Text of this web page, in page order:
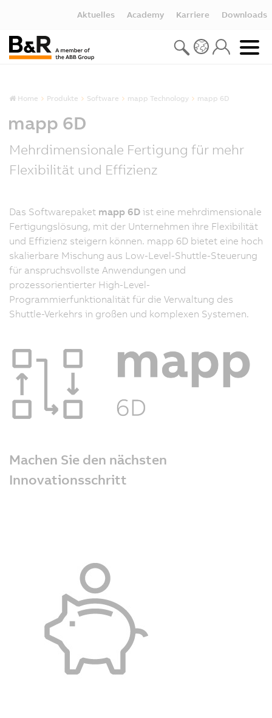
Aktuelles Academy Karriere Downloads
Home Produkte Software mapp Technology mapp 6D
mapp 6D
Mehrdimensionale Fertigung für mehr
Flexibilität und Effizienz
Das Softwarepaket mapp 6D ist eine mehrdimensionale
Fertigungslösung, mit der Unternehmen ihre Flexibilität
und Effizienz steigern können. mapp 6D bietet eine hoch
skalierbare Mischung aus Low-Level-Shuttle-Steuerung
für anspruchsvollste Anwendungen und
prozessorientierter High-Level-
Programmierfunktionalität für die Verwaltung des
Shuttle-Verkehrs in großen und komplexen Systemen.
Machen Sie den nächsten
Innovationsschritt